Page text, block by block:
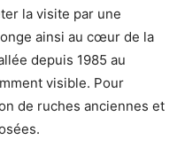
la visite par une
ainsi au cœur de la
depuis 1985 au
visible. Pour
de ruches anciennes et